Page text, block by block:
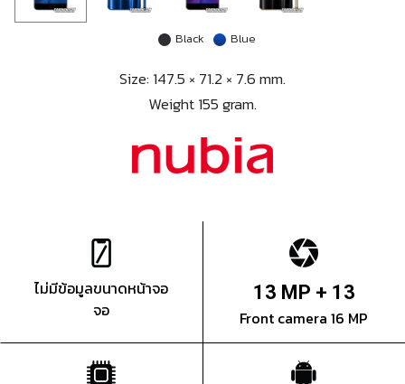
Black Blue
Size: 147.5 × 71.2 × 7.6 mm.
Weight 155 gram.
ไม่มีข้อมูลขนาดหน้าจอ
จอ
13 MP + 13
Front camera 16 MP